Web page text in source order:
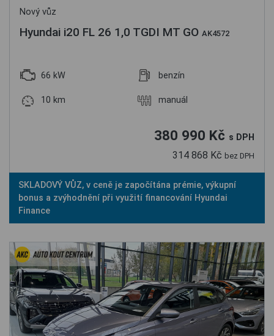
Nový vůz
Hyundai i20 FL 26 1,0 TGDI MT GO AK4572
66 kW benzín
10 km manuál
380 990 Kč s DPH
314 868 Kč bez DPH
SKLADOVÝ VŮZ, v ceně je započítána prémie, výkupní
bonus a zvýhodnění při využití financování Hyundai
Finance